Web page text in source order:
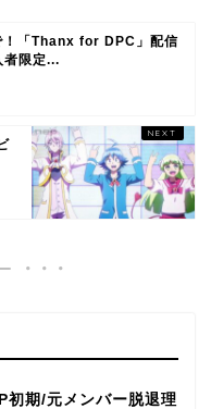
「Thanx for DPC」配信
者限定...
初期/元メンバー脱退理